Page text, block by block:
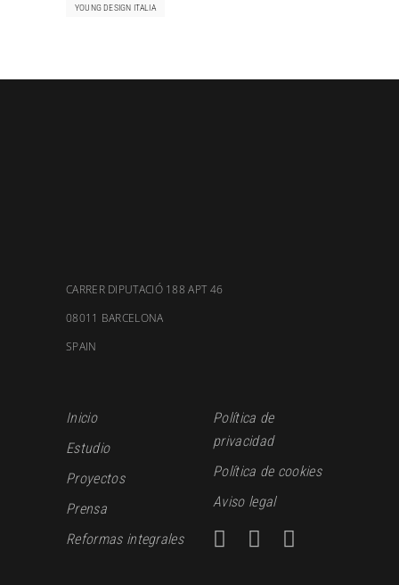
YOUNG DESIGN ITALIA
CARRER DIPUTACIÓ 188 APT 46
08011 BARCELONA
SPAIN
Inicio
Estudio
Proyectos
Prensa
Reformas integrales
Política de
privacidad
Política de cookies
Aviso legal